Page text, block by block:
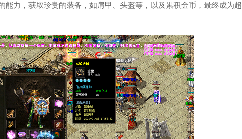
能力，获取珍贵的装备，如肩甲、头盔等，以及累积金币，最终成为超